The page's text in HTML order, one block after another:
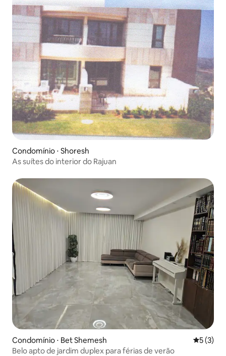
Condomínio ⋅ Shoresh
As suítes do interior do Rajuan
Condomínio ⋅ Bet Shemesh 5 de
5 (3)
Belo apto de jardim duplex para férias de verão